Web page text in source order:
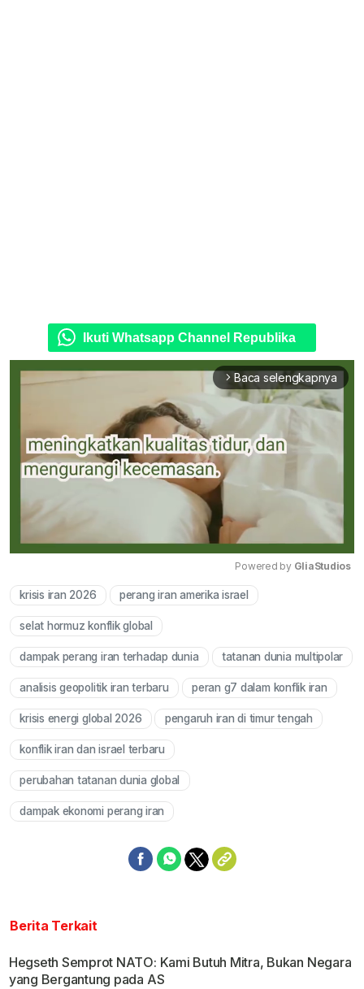
Ikuti Whatsapp Channel Republika
arrow_forward_ios Baca selengkapnya
Powered by GliaStudios
krisis iran 2026 perang iran amerika israel
selat hormuz konflik global
dampak perang iran terhadap dunia tatanan dunia multipolar
analisis geopolitik iran terbaru peran g7 dalam konflik iran
krisis energi global 2026 pengaruh iran di timur tengah
konflik iran dan israel terbaru
perubahan tatanan dunia global
dampak ekonomi perang iran
Berita Terkait
Hegseth Semprot NATO: Kami Butuh Mitra, Bukan Negara
yang Bergantung pada AS